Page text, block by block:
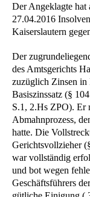
Der Angeklagte hat
27.04.2016
Kaiserslautern
Der
des Amtsgerichts
zuzüglich Zinsen in
Basiszinssatz (§
S.1, 2.Hs ZPO). Er
Abmahnprozess,
hatte. Die
Gerichtsvollzieher
war vollständig
und bot wegen
Geschäftsführers